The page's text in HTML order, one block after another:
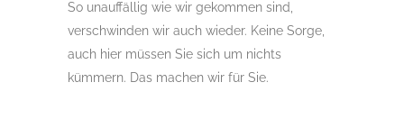
So unauffällig wie wir gekommen sind,
verschwinden wir auch wieder. Keine Sorge,
auch hier müssen Sie sich um nichts
kümmern. Das machen wir für Sie.